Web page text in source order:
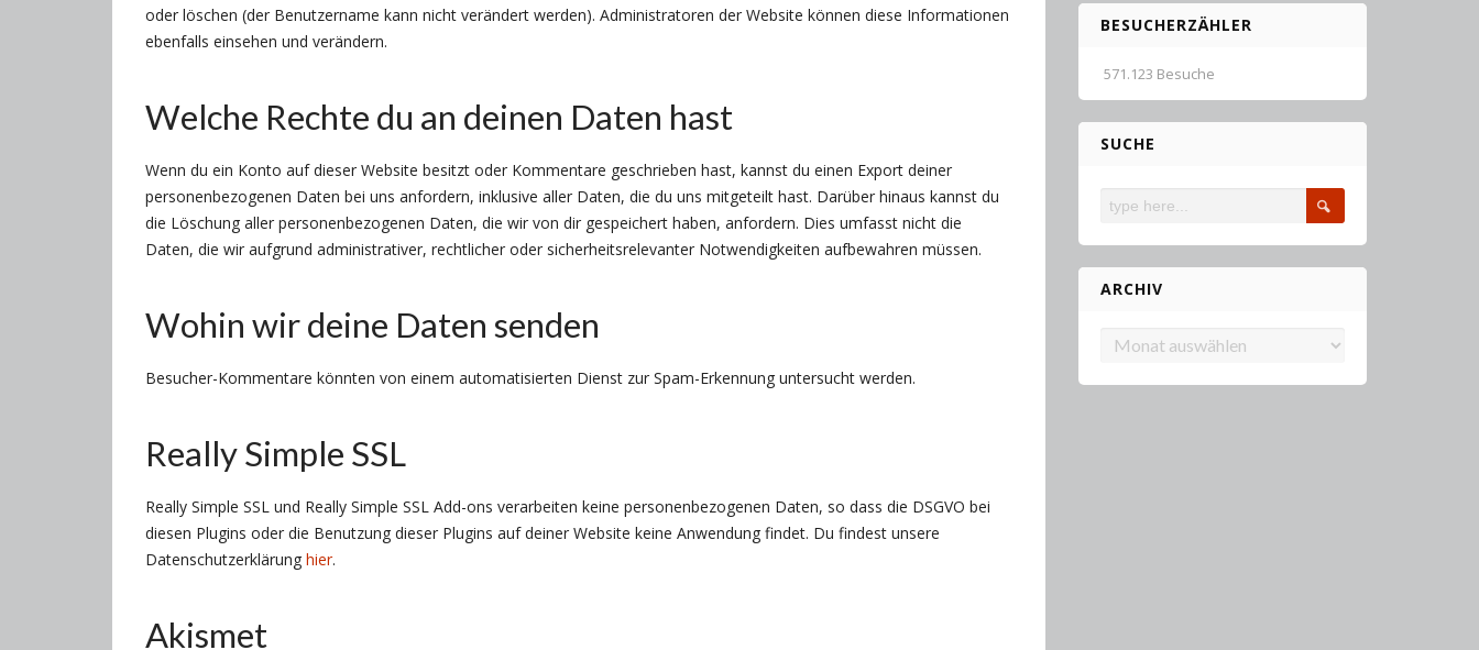
oder löschen (der Benutzername kann nicht verändert werden). Administratoren der Website können diese Informationen
ebenfalls einsehen und verändern.
Welche Rechte du an deinen Daten hast
Wenn du ein Konto auf dieser Website besitzt oder Kommentare geschrieben hast, kannst du einen Export deiner
personenbezogenen Daten bei uns anfordern, inklusive aller Daten, die du uns mitgeteilt hast. Darüber hinaus kannst du
die Löschung aller personenbezogenen Daten, die wir von dir gespeichert haben, anfordern. Dies umfasst nicht die
Daten, die wir aufgrund administrativer, rechtlicher oder sicherheitsrelevanter Notwendigkeiten aufbewahren müssen.
Wohin wir deine Daten senden
Besucher-Kommentare könnten von einem automatisierten Dienst zur Spam-Erkennung untersucht werden.
Really Simple SSL
Really Simple SSL und Really Simple SSL Add-ons verarbeiten keine personenbezogenen Daten, so dass die DSGVO bei
diesen Plugins oder die Benutzung dieser Plugins auf deiner Website keine Anwendung findet. Du findest unsere
Datenschutzerklärung hier.
Akismet
BESUCHERZÄHLER
571.123 Besuche
SUCHE
ARCHIV
Archiv